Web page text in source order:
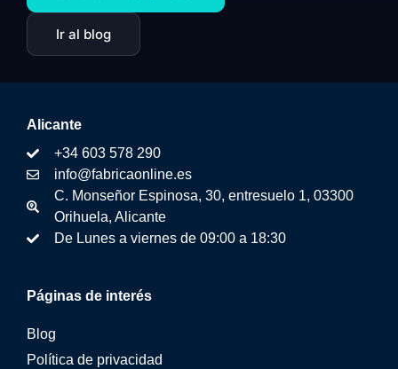
Ir al blog
Páginas de interés
Blog
Política de privacidad
Alicante
+34 603 578 290
info@fabricaonline.es
C. Monseñor Espinosa, 30, entresuelo 1, 03300
Orihuela, Alicante
De Lunes a viernes de 09:00 a 18:30